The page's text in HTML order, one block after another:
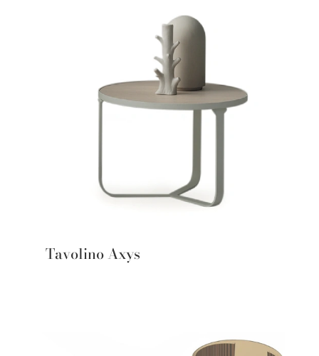
Tavolino Axys